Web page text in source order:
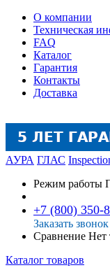
О компании
Техническая
FAQ
Каталог
Гарантия
Контакты
Доставка
АУРА ГЛАС
Режим работы
+7 (800) 350-
Заказать звонок
Сравнение Нет
Каталог товаров